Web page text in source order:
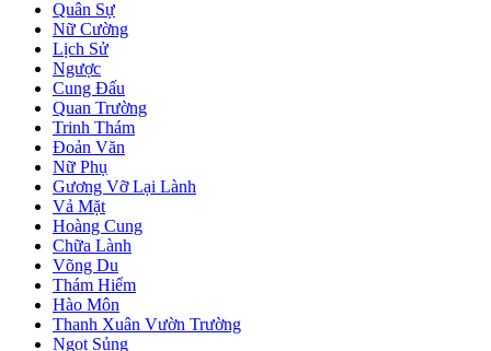
Quân Sự
Nữ Cường
Lịch Sử
Ngược
Cung Đấu
Quan Trường
Trinh Thám
Đoản Văn
Nữ Phụ
Gương Vỡ Lại Lành
Vả Mặt
Hoàng Cung
Chữa Lành
Võng Du
Thám Hiểm
Hào Môn
Thanh Xuân Vườn Trường
Ngọt Sủng